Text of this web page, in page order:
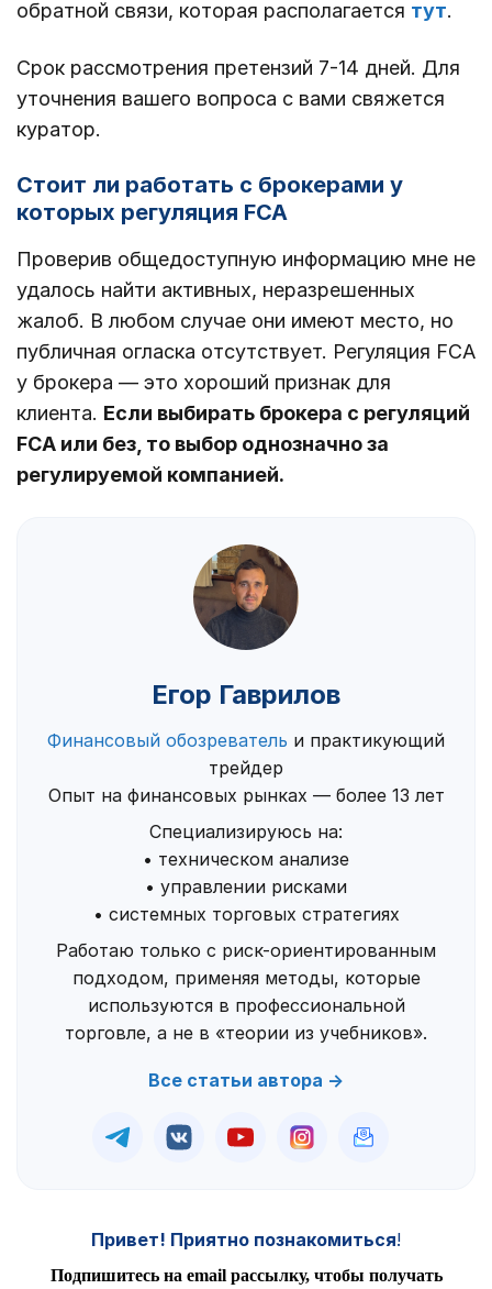
обратной связи, которая располагается тут.
Срок рассмотрения претензий 7-14 дней. Для
уточнения вашего вопроса с вами свяжется
куратор.
Стоит ли работать с брокерами у
которых регуляция FCA
Проверив общедоступную информацию мне не
удалось найти активных, неразрешенных
жалоб. В любом случае они имеют место, но
публичная огласка отсутствует. Регуляция FCA
у брокера — это хороший признак для
клиента. Если выбирать брокера с регуляций
FCA или без, то выбор однозначно за
регулируемой компанией.
Егор Гаврилов
Финансовый обозреватель и практикующий
трейдер
Опыт на финансовых рынках — более 13 лет
Специализируюсь на:
• техническом анализе
• управлении рисками
• системных торговых стратегиях
Работаю только с риск-ориентированным
подходом, применяя методы, которые
используются в профессиональной
торговле, а не в «теории из учебников».
Все статьи автора →
Привет! Приятно познакомиться!
Подпишитесь на email рассылку, чтобы получать